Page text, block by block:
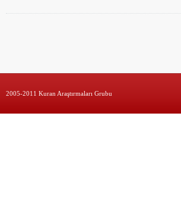
2005-2011 Kuran Araştırmaları Grubu